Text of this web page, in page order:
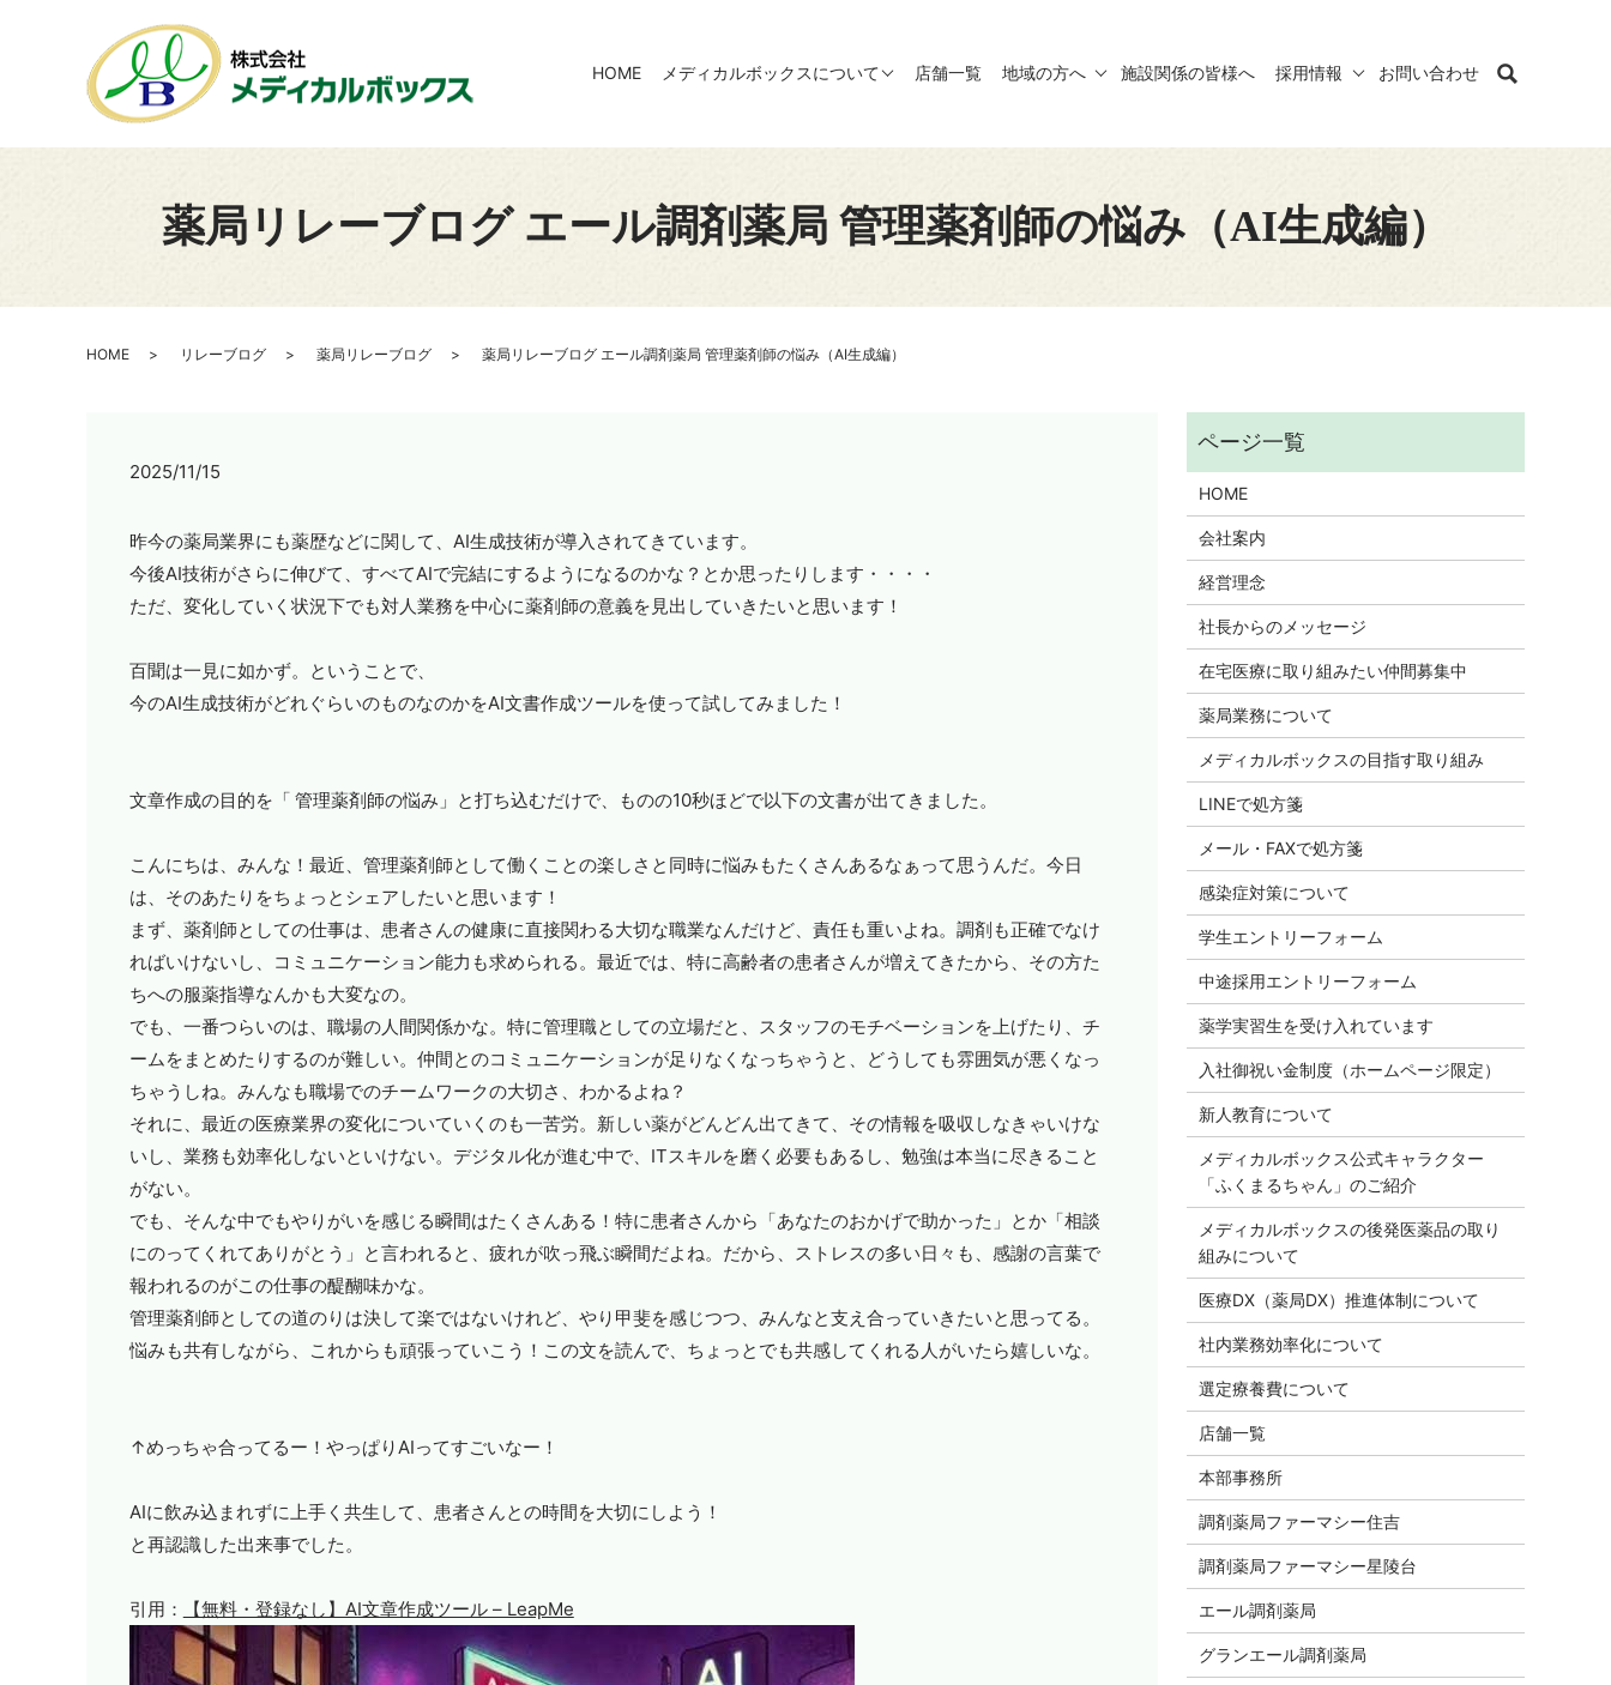
HOME メディカルボックスについて 店舗一覧 地域の方へ 施設関係の皆様へ 採用情報 お問い合わせ
薬局リレーブログ エール調剤薬局 管理薬剤師の悩み（AI生成編）
HOME リレーブログ 薬局リレーブログ 薬局リレーブログ エール調剤薬局 管理薬剤師の悩み（AI生成編）
2025/11/15
昨今の薬局業界にも薬歴などに関して、 AI生成技術が導入されてきています。
今後AI技術がさらに伸びて、すべてAIで完結にするようになるのかな？とか思ったりします・・・・
ただ、変化していく状況下でも対人業務を中心に薬剤師の意義を見出していきたいと思います！
百聞は一見に如かず。ということで、
今のAI生成技術がどれぐらいのものなのかをAI文書作成ツールを使って試してみました！
文章作成の目的を「 管理薬剤師の悩み」と打ち込むだけで、ものの10秒ほどで以下の文書が出てきました。
こんにちは、みんな！最近、管理薬剤師として働くことの楽しさと同時に悩みもたくさんあるなぁって思うんだ。今日
は、そのあたりをちょっとシェアしたいと思います！
まず、薬剤師としての仕事は、患者さんの健康に直接関わる大切な職業なんだけど、責任も重いよね。調剤も正確でなけ
ればいけないし、コミュニケーション能力も求められる。最近では、特に高齢者の患者さんが増えてきたから、その方た
ちへの服薬指導なんかも大変なの。
でも、一番つらいのは、職場の人間関係かな。特に管理職としての立場だと、スタッフのモチベーションを上げたり、チ
ームをまとめたりするのが難しい。仲間とのコミュニケーションが足りなくなっちゃうと、どうしても雰囲気が悪くなっ
ちゃうしね。みんなも職場でのチームワークの大切さ、わかるよね？
それに、最近の医療業界の変化についていくのも一苦労。新しい薬がどんどん出てきて、その情報を吸収しなきゃいけな
いし、業務も効率化しないといけない。デジタル化が進む中で、 ITスキルを磨く必要もあるし、勉強は本当に尽きること
がない。
でも、そんな中でもやりがいを感じる瞬間はたくさんある！特に患者さんから「あなたのおかげで助かった」とか「相談
にのってくれてありがとう」と言われると、疲れが吹っ飛ぶ瞬間だよね。だから、ストレスの多い日々も、感謝の言葉で
報われるのがこの仕事の醍醐味かな。
管理薬剤師としての道のりは決して楽ではないけれど、やり甲斐を感じつつ、みんなと支え合っていきたいと思ってる。
悩みも共有しながら、これからも頑張っていこう！この文を読んで、ちょっとでも共感してくれる人がいたら嬉しいな。
↑めっちゃ合ってるー！やっぱりAIってすごいなー！
AIに飲み込まれずに上手く共生して、患者さんとの時間を大切にしよう！
と再認識した出来事でした。
引用： 【無料・登録なし】AI文章作成ツール – LeapMe
HOME
会社案内
経営理念
社長からのメッセージ
在宅医療に取り組みたい仲間募集中
薬局業務について
メディカルボックスの目指す取り組み
LINEで処方箋
メール・FAXで処方箋
感染症対策について
学生エントリーフォーム
中途採用エントリーフォーム
薬学実習生を受け入れています
入社御祝い金制度（ホームページ限定）
新人教育について
メディカルボックス公式キャラクター
「ふくまるちゃん」のご紹介
メディカルボックスの後発医薬品の取り
組みについて
医療DX（薬局DX）推進体制について
社内業務効率化について
選定療養費について
店舗一覧
本部事務所
調剤薬局ファーマシー住吉
調剤薬局ファーマシー星陵台
エール調剤薬局
グランエール調剤薬局